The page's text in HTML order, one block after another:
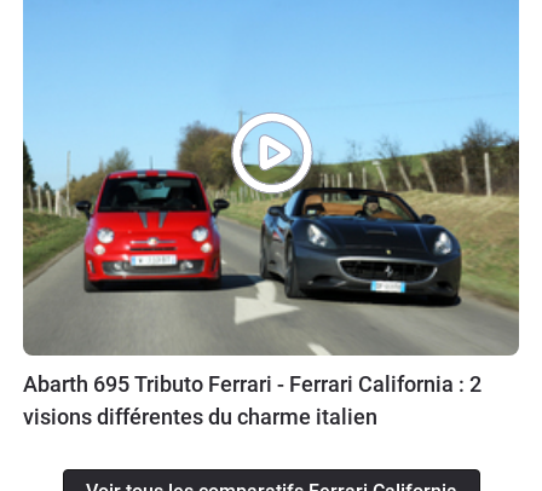
Abarth 695 Tributo Ferrari - Ferrari California : 2
visions différentes du charme italien